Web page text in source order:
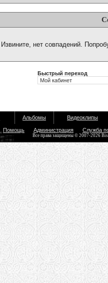
Извините, нет совпадений.
Быстрый переход
Альбомы Видеоклипы
Помощь Администрация Служба
Все права защищены © 2007-2026